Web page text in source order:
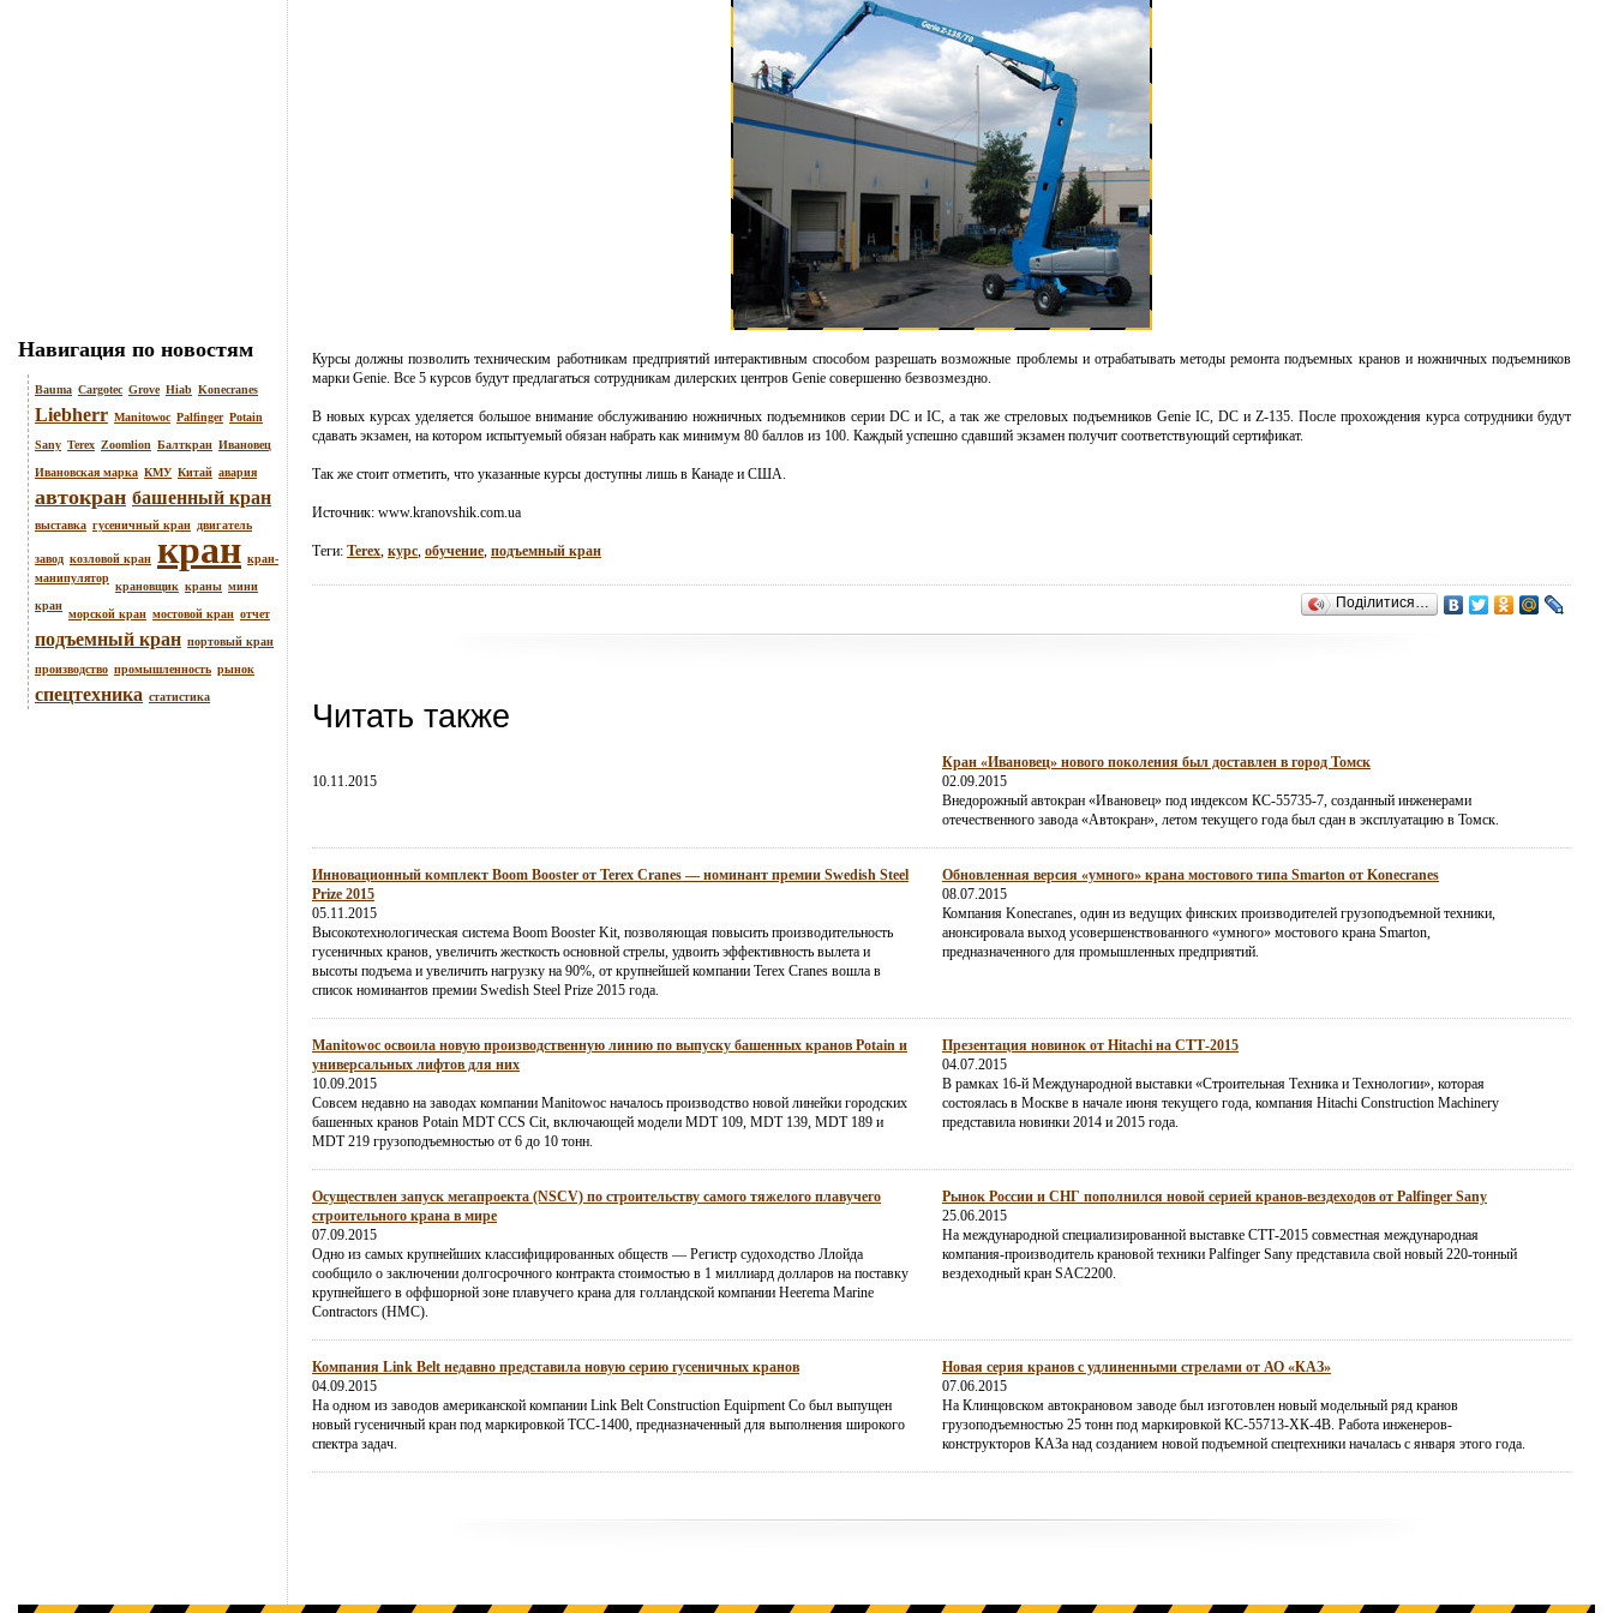
Навигация по новостям
Bauma Cargotec Grove Hiab Konecranes
Liebherr Manitowoc Palfinger Potain
Sany Terex Zoomlion Балткран Ивановец
Ивановская марка КМУ Китай авария
автокран башенный кран
выставка гусеничный кран двигатель
завод козловой кран кран кран-
манипулятор крановщик краны мини
кран морской кран мостовой кран отчет
подъемный кран портовый кран
производство промышленность рынок
спецтехника статистика
Курсы должны позволить техническим работникам предприятий интерактивным способом разрешать возможные проблемы и отрабатывать методы ремонтаподъемных кранови ножничных подъемников
марки Genie. Все 5 курсов будут предлагаться сотрудникам дилерских центров Genie совершенно безвозмездно.
В новых курсах уделяется большое внимание обслуживанию ножничных подъемников серии DC и IC, а так же стреловых подъемников Genie IC, DC и Z-135. После прохождения курса сотрудники будут
сдавать экзамен, на котором испытуемый обязан набрать как минимум 80 баллов из 100. Каждый успешно сдавший экзамен получит соответствующий сертификат.
Так же стоит отметить, что указанные курсы доступны лишь в Канаде и США.
Источник: www.kranovshik.com.ua
Теги: Terex, курс, обучение, подъемный кран
Поділитися…
Читать также
10.11.2015
Кран «Ивановец» нового поколения был доставлен в город Томск
02.09.2015
Внедорожный автокран «Ивановец» под индексом КС-55735-7, созданный инженерами
отечественного завода «Автокран», летом текущего года был сдан в эксплуатацию в Томск.
Инновационный комплект Boom Booster от Terex Cranes — номинант премии Swedish Steel
Prize 2015
05.11.2015
Высокотехнологическая система Boom Booster Kit, позволяющая повысить производительность
гусеничных кранов, увеличить жесткость основной стрелы, удвоить эффективность вылета и
высоты подъема и увеличить нагрузку на 90%, от крупнейшей компании Terex Cranes вошла в
список номинантов премии Swedish Steel Prize 2015 года.
Обновленная версия «умного» крана мостового типа Smarton от Konecranes
08.07.2015
Компания Konecranes, один из ведущих финских производителей грузоподъемной техники,
анонсировала выход усовершенствованного «умного» мостового крана Smarton,
предназначенного для промышленных предприятий.
Manitowoc освоила новую производственную линию по выпуску башенных кранов Potain и
универсальных лифтов для них
10.09.2015
Совсем недавно на заводах компании Manitowoc началось производство новой линейки городских
башенных кранов Potain MDT CCS Cit, включающей модели MDT 109, MDT 139, MDT 189 и
MDT 219 грузоподъемностью от 6 до 10 тонн.
Презентация новинок от Hitachi на СТТ-2015
04.07.2015
В рамках 16-й Международной выставки «Строительная Техника и Технологии», которая
состоялась в Москве в начале июня текущего года, компания Hitachi Construction Machinery
представила новинки 2014 и 2015 года.
Осуществлен запуск мегапроекта (NSCV) по строительству самого тяжелого плавучего
строительного крана в мире
07.09.2015
Одно из самых крупнейших классифицированных обществ — Регистр судоходство Ллойда
сообщило о заключении долгосрочного контракта стоимостью в 1 миллиард долларов на поставку
крупнейшего в оффшорной зоне плавучего крана для голландской компании Heerema Marine
Contractors (HMC).
Рынок России и СНГ пополнился новой серией кранов-вездеходов от Palfinger Sany
25.06.2015
На международной специализированной выставке СТТ-2015 совместная международная
компания-производитель крановой техники Palfinger Sany представила свой новый 220-тонный
вездеходный кран SAC2200.
Компания Link Belt недавно представила новую серию гусеничных кранов
04.09.2015
На одном из заводов американской компании Link Belt Construction Equipment Co был выпущен
новый гусеничный кран под маркировкой ТСС-1400, предназначенный для выполнения широкого
спектра задач.
Новая серия кранов с удлиненными стрелами от АО «КАЗ»
07.06.2015
На Клинцовском автокрановом заводе был изготовлен новый модельный ряд кранов
грузоподъемностью 25 тонн под маркировкой КС-55713-ХК-4В. Работа инженеров-
конструкторов КАЗа над созданием новой подъемной спецтехники началась с января этого года.